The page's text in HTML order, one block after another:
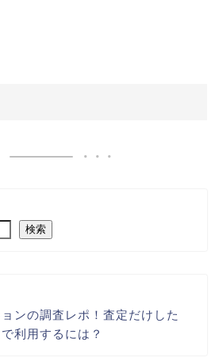
検索
ンの調査レポ！査定だけした
利用するには？